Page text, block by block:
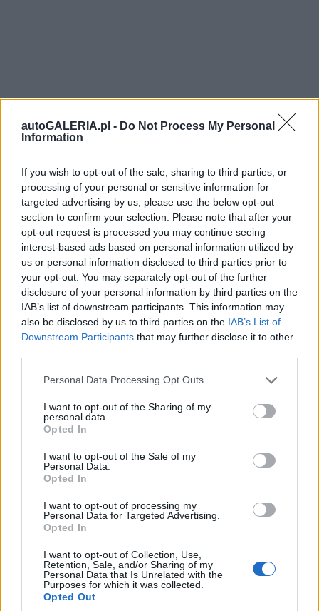
autoGALERIA.pl - Do Not Process My Personal
Information
If you wish to opt-out of the sale, sharing to third parties, or
processing of your personal or sensitive information for
targeted advertising by us, please use the below opt-out
section to confirm your selection. Please note that after your
opt-out request is processed you may continue seeing
interest-based ads based on personal information utilized by
us or personal information disclosed to third parties prior to
your opt-out. You may separately opt-out of the further
disclosure of your personal information by third parties on the
IAB’s list of downstream participants. This information may
also be disclosed by us to third parties on the IAB’s List of
Downstream Participants that may further disclose it to other
Please note that this website/app uses one or more Google
not limited to your visit or usage behaviour. You may click to
grant or deny consent to Google and its third-party tags to
use your data for below specified purposes in below Google
consent section.
Personal Data Processing Opt Outs
I want to opt-out of the Sharing of my
personal data.
Opted In
I want to opt-out of the Sale of my
Personal Data.
Opted In
I want to opt-out of processing my
Personal Data for Targeted Advertising.
Opted In
I want to opt-out of Collection, Use,
Retention, Sale, and/or Sharing of my
Personal Data that Is Unrelated with the
Purposes for which it was collected.
Opted Out